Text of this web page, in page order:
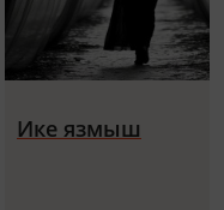
Ике язмыш